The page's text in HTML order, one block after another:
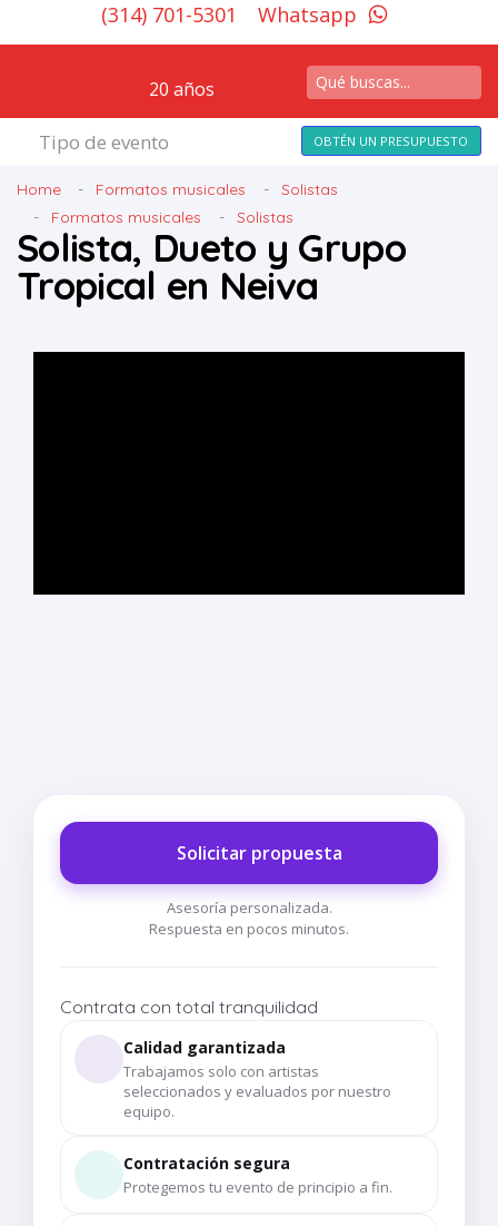
(314) 701-5301 Whatsapp
20 años
Tipo de evento OBTÉN UN PRESUPUESTO
Home Formatos musicales
Solistas
Formatos musicales
Solistas
Solista, Dueto y Grupo
Tropical en Neiva
Solicitar propuesta
Asesoría personalizada.
Respuesta en pocos minutos.
Contrata con total tranquilidad
Calidad garantizada
Trabajamos solo con artistas
seleccionados y evaluados por nuestro
equipo.
Contratación segura
Protegemos tu evento de principio a fin.